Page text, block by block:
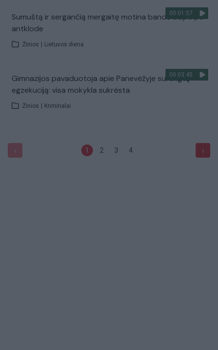
00:01:57
Sumuštą ir sergančią mergaitę motina bandė slėpti po
antklode
Žinios Lietuvos diena
00:03:45
Gimnazijos pavaduotoja apie Panevėžyje surengtą
egzekuciją: visa mokykla sukrėsta
Žinios Kriminalai
‹ 1 2 3 4 ›